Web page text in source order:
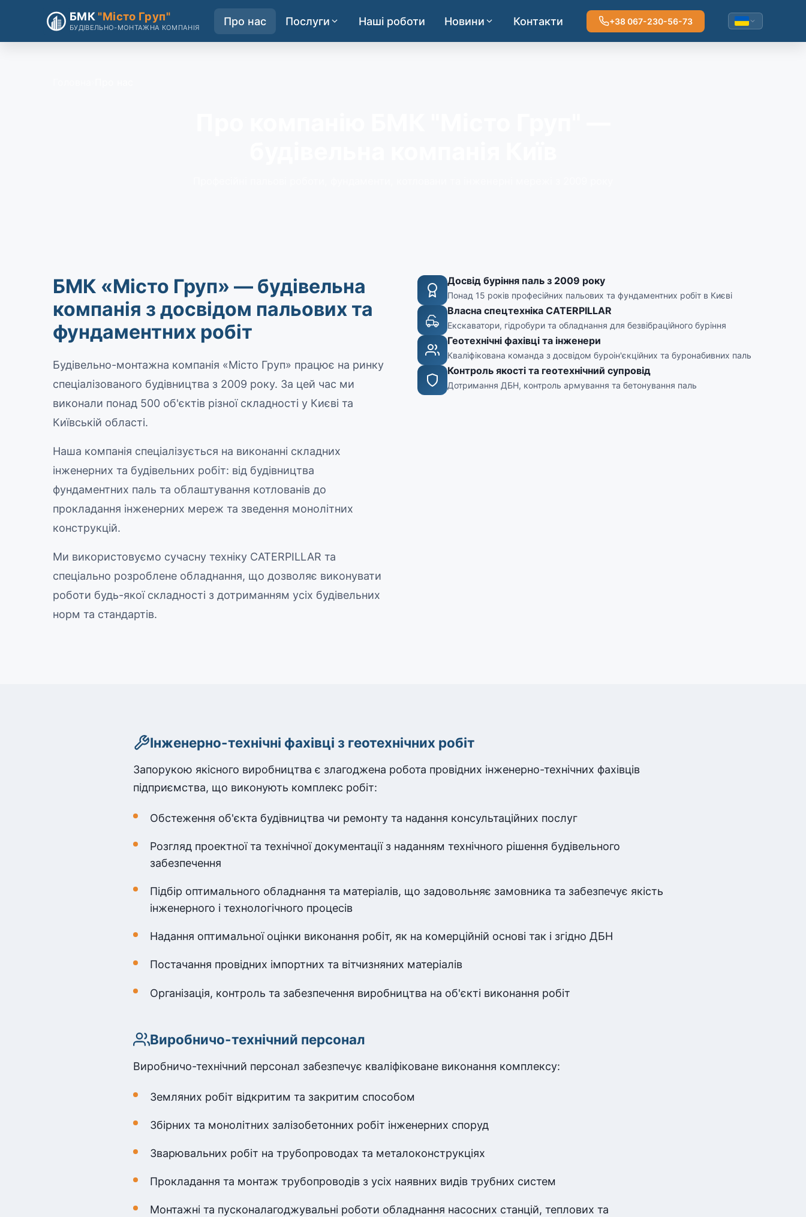
+38 067-230-56-73 mistogroup17@gmail.com Пн-Пт 9:00-18:00
БМК "Місто Груп"
БУДІВЕЛЬНО-МОНТАЖНА КОМПАНІЯ
Про нас Послуги Наші роботи Новини Контакти +38 067-230-56-73
БМК «Місто Груп» — будівельна
компанія з досвідом пальових та
фундаментних робіт
Будівельно-монтажна компанія «Місто Груп» працює на ринку
спеціалізованого будівництва з 2009 року. За цей час ми
виконали понад 500 об'єктів різної складності у Києві та
Київській області.
Наша компанія спеціалізується на виконанні складних
інженерних та будівельних робіт: від будівництва
фундаментних паль та облаштування котлованів до
прокладання інженерних мереж та зведення монолітних
конструкцій.
Ми використовуємо сучасну техніку CATERPILLAR та
спеціально розроблене обладнання, що дозволяє виконувати
роботи будь-якої складності з дотриманням усіх будівельних
норм та стандартів.
Досвід буріння паль з 2009 року
Понад 15 років професійних пальових та фундаментних робіт в Києві
Власна спецтехніка CATERPILLAR
Екскаватори, гідробури та обладнання для безвібраційного буріння
Геотехнічні фахівці та інженери
Кваліфікована команда з досвідом буроін'єкційних та буронабивних паль
Контроль якості та геотехнічний супровід
Дотримання ДБН, контроль армування та бетонування паль
Інженерно-технічні фахівці з геотехнічних робіт
Запорукою якісного виробництва є злагоджена робота провідних інженерно-технічних фахівців
підприємства, що виконують комплекс робіт:
Обстеження об'єкта будівництва чи ремонту та надання консультаційних послуг
Розгляд проектної та технічної документації з наданням технічного рішення будівельного
забезпечення
Підбір оптимального обладнання та матеріалів, що задовольняє замовника та забезпечує якість
інженерного і технологічного процесів
Надання оптимальної оцінки виконання робіт, як на комерційній основі так і згідно ДБН
Постачання провідних імпортних та вітчизняних матеріалів
Організація, контроль та забезпечення виробництва на об'єкті виконання робіт
Виробничо-технічний персонал
Виробничо-технічний персонал забезпечує кваліфіковане виконання комплексу:
Земляних робіт відкритим та закритим способом
Збірних та монолітних залізобетонних робіт інженерних споруд
Зварювальних робіт на трубопроводах та металоконструкціях
Прокладання та монтаж трубопроводів з усіх наявних видів трубних систем
Монтажні та пусконалагоджувальні роботи обладнання насосних станцій, теплових та